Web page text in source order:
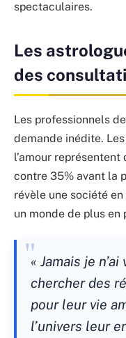
spectaculaires.
Les
des
Les professionnels
demande inédite.
l’amour
contre 35% avant la
révèle une société
un monde de plus en
« Jamais je
chercher des
pour leur vie
l’univers leur